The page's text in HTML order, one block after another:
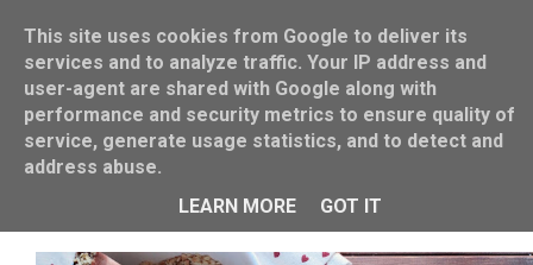
Festhalten! Nutella-Eis am Stiel!
This site uses cookies from Google to deliver its
services and to analyze traffic. Your IP address and
user-agent are shared with Google along with
performance and security metrics to ensure quality of
service, generate usage statistics, and to detect and
address abuse.
LEARN MORE
GOT IT